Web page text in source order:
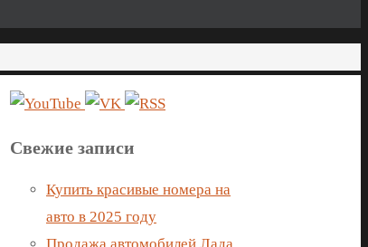
Свежие записи
Купить красивые номера на
авто в 2025 году